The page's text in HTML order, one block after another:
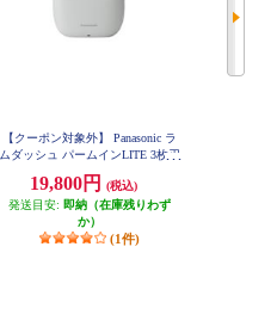
【クーポン対象外】 Panasonic ラ
ムダッシュ パームインLITE 3枚刃
19,800円
(税込)
発送目安: 即納（在庫残りわず
か）
(1件)